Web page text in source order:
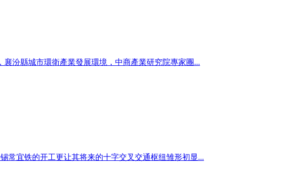
汾縣城市環衛產業發展環境，中商產業研究院專家團...
常宜铁的开工更让其将来的十字交叉交通枢纽雏形初显...